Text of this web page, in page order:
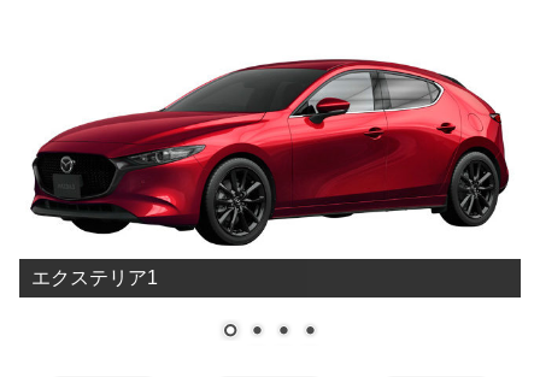
エクステリア1